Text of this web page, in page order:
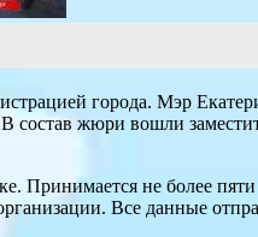
города. Мэр
состав жюри вошли
Принимается не более
Все данные